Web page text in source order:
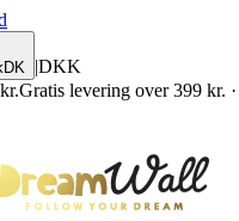
DK |DKK
Gratis levering over 399 kr.